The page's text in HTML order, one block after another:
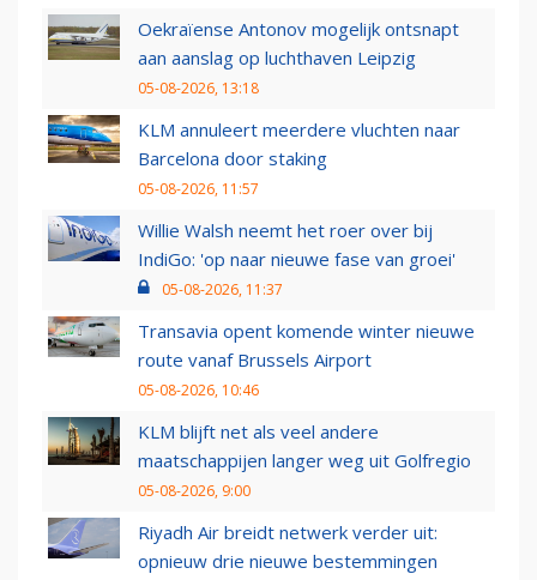
Oekraïense Antonov mogelijk ontsnapt
aan aanslag op luchthaven Leipzig
05-08-2026, 13:18
KLM annuleert meerdere vluchten naar
Barcelona door staking
05-08-2026, 11:57
Willie Walsh neemt het roer over bij
IndiGo: 'op naar nieuwe fase van groei'
05-08-2026, 11:37
Transavia opent komende winter nieuwe
route vanaf Brussels Airport
05-08-2026, 10:46
KLM blijft net als veel andere
maatschappijen langer weg uit Golfregio
05-08-2026, 9:00
Riyadh Air breidt netwerk verder uit:
opnieuw drie nieuwe bestemmingen